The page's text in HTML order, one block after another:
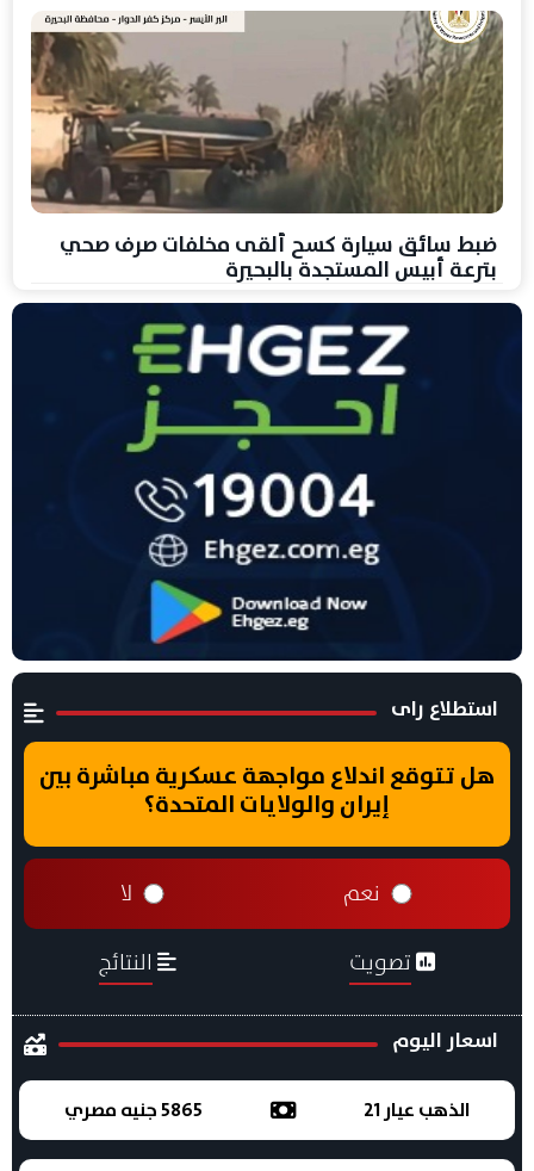
ضبط سائق سيارة كسح ألقى مخلفات صرف صحي
بترعة أبيس المستجدة بالبحيرة
استطلاع راى
هل تتوقع اندلاع مواجهة عسكرية مباشرة بين
إيران والولايات المتحدة؟
نعم لا
تصويت النتائج
اسعار اليوم
الذهب عيار 21 5865 جنيه مصري